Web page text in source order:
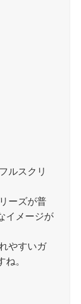
ルスクリ
ーズが普
イメージが
やすいガ
。